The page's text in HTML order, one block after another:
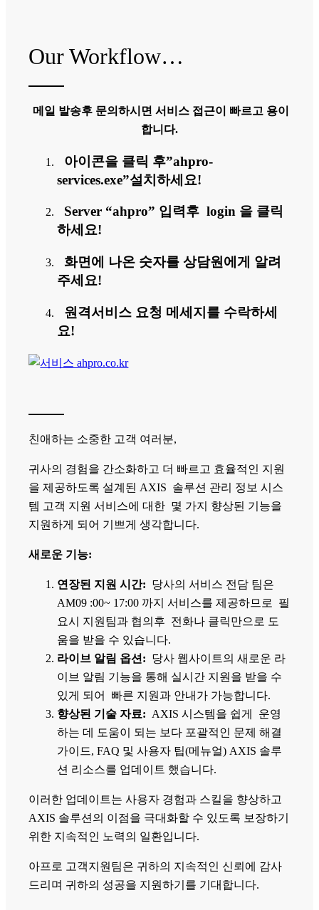
Our Workflow…
메일 발송후 문의하시면 서비스 접근이 빠르고 용이
합니다.
아이콘을 클릭 후”ahpro-
services.exe”설치하세요!
Server “ahpro” 입력후 login 을 클릭
하세요!
화면에 나온 숫자를 상담원에게 알려
주세요!
원격서비스 요청 메세지를 수락하세
요!
친애하는 소중한 고객 여러분,
귀사의 경험을 간소화하고 더 빠르고 효율적인 지원
을 제공하도록 설계된 AXIS 솔루션 관리 정보 시스
템 고객 지원 서비스에 대한 몇 가지 향상된 기능을
지원하게 되어 기쁘게 생각합니다.
새로운 기능:
연장된 지원 시간: 당사의 서비스 전담 팀은
AM09 :00~ 17:00 까지 서비스를 제공하므로 필
요시 지원팀과 협의후 전화나 클릭만으로 도
움을 받을 수 있습니다.
라이브 알림 옵션: 당사 웹사이트의 새로운 라
이브 알림 기능을 통해 실시간 지원을 받을 수
있게 되어 빠른 지원과 안내가 가능합니다.
향상된 기술 자료: AXIS 시스템을 쉽게 운영
하는 데 도움이 되는 보다 포괄적인 문제 해결
가이드, FAQ 및 사용자 팁(메뉴얼) AXIS 솔루
션 리소스를 업데이트 했습니다.
이러한 업데이트는 사용자 경험과 스킬을 향상하고
AXIS 솔루션의 이점을 극대화할 수 있도록 보장하기
위한 지속적인 노력의 일환입니다.
아프로 고객지원팀은 귀하의 지속적인 신뢰에 감사
드리며 귀하의 성공을 지원하기를 기대합니다.